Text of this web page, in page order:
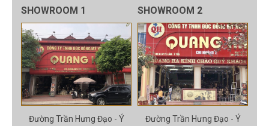
SHOWROOM 1
Đường Trần Hưng Đạo - Ý
SHOWROOM 2
Đường Trần Hưng Đạo - Ý